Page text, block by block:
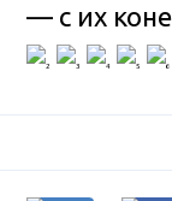
— с их